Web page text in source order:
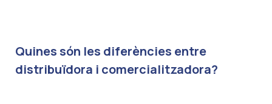
Quines són les diferències entre
distribuïdora i comercialitzadora?